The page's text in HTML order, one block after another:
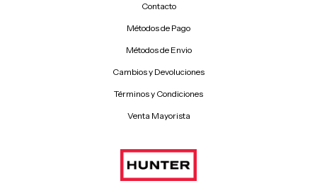
Contacto
Métodos de Pago
Métodos de Envio
Cambios y Devoluciones
Términos y Condiciones
Venta Mayorista